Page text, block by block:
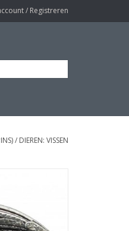
/ Registreren
/ DIEREN: VISSEN
WINKELWAGEN